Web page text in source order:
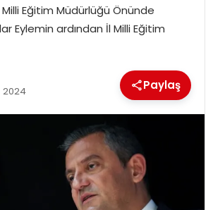
Eğitim Müdürlüğü Önünde
Eylemin ardından İl Milli Eğitim
2024 Paylaş